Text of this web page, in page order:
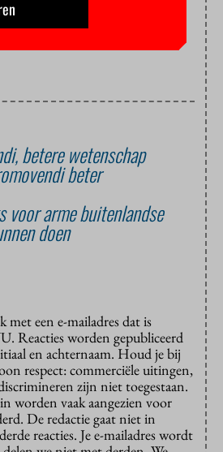
wil je echt uitsluiten en dat
betere wetenschap
beter
voor arme buitenlandse
doen
met een e-mailadres dat is
Reacties worden gepubliceerd
en achternaam. Houd je bij
respect: commerciële uitingen,
zijn niet toegestaan.
worden vaak aangezien voor
De redactie gaat niet in
reacties. Je e-mailadres wordt